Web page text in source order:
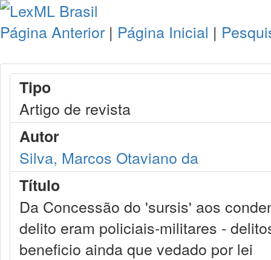
Página Anterior | Página Inicial |
Tipo
Artigo de revista
Autor
Silva, Marcos Otaviano da
Título
Da Concessão do 'sursis' aos
delito eram policiais-militares -
beneficio ainda que vedado por lei